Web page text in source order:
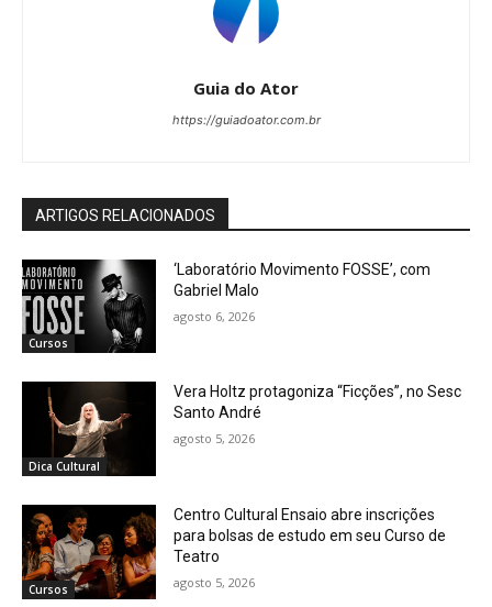
Guia do Ator
https://guiadoator.com.br
ARTIGOS RELACIONADOS
Cursos
‘Laboratório Movimento FOSSE’, com
Gabriel Malo
agosto 6, 2026
Dica Cultural
Vera Holtz protagoniza “Ficções”, no Sesc
Santo André
agosto 5, 2026
Cursos
Centro Cultural Ensaio abre inscrições
para bolsas de estudo em seu Curso de
Teatro
agosto 5, 2026